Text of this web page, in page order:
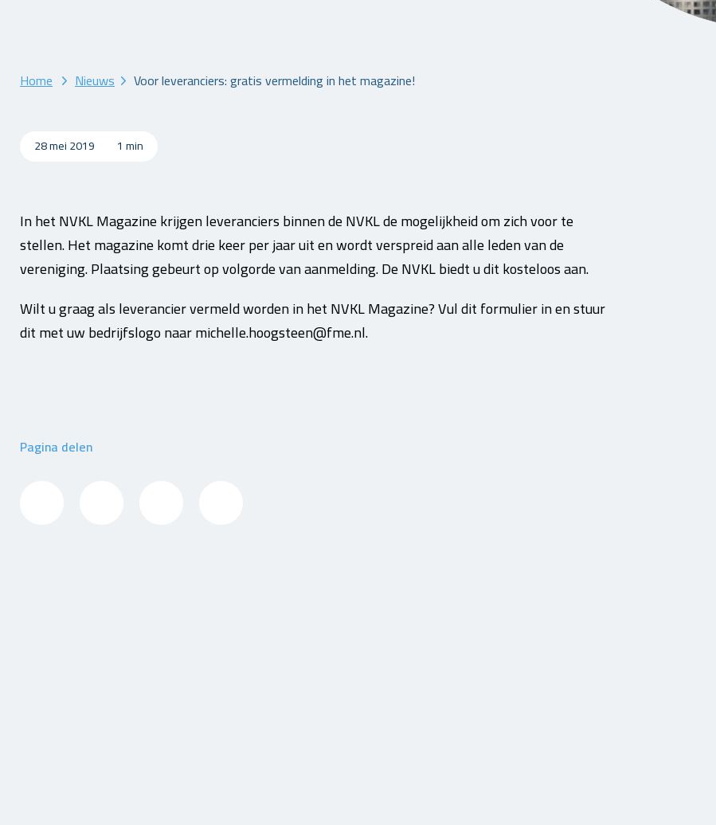
Home Nieuws Voor leveranciers: gratis vermelding in het magazine!
28 mei 2019 1 min
In het NVKL Magazine krijgen leveranciers binnen de NVKL de mogelijkheid om zich voor te
stellen. Het magazine komt drie keer per jaar uit en wordt verspreid aan alle leden van de
vereniging. Plaatsing gebeurt op volgorde van aanmelding. De NVKL biedt u dit kosteloos aan.
Wilt u graag als leverancier vermeld worden in het NVKL Magazine? Vul dit formulier in en stuur
dit met uw bedrijfslogo naar michelle.hoogsteen@fme.nl.
Pagina delen